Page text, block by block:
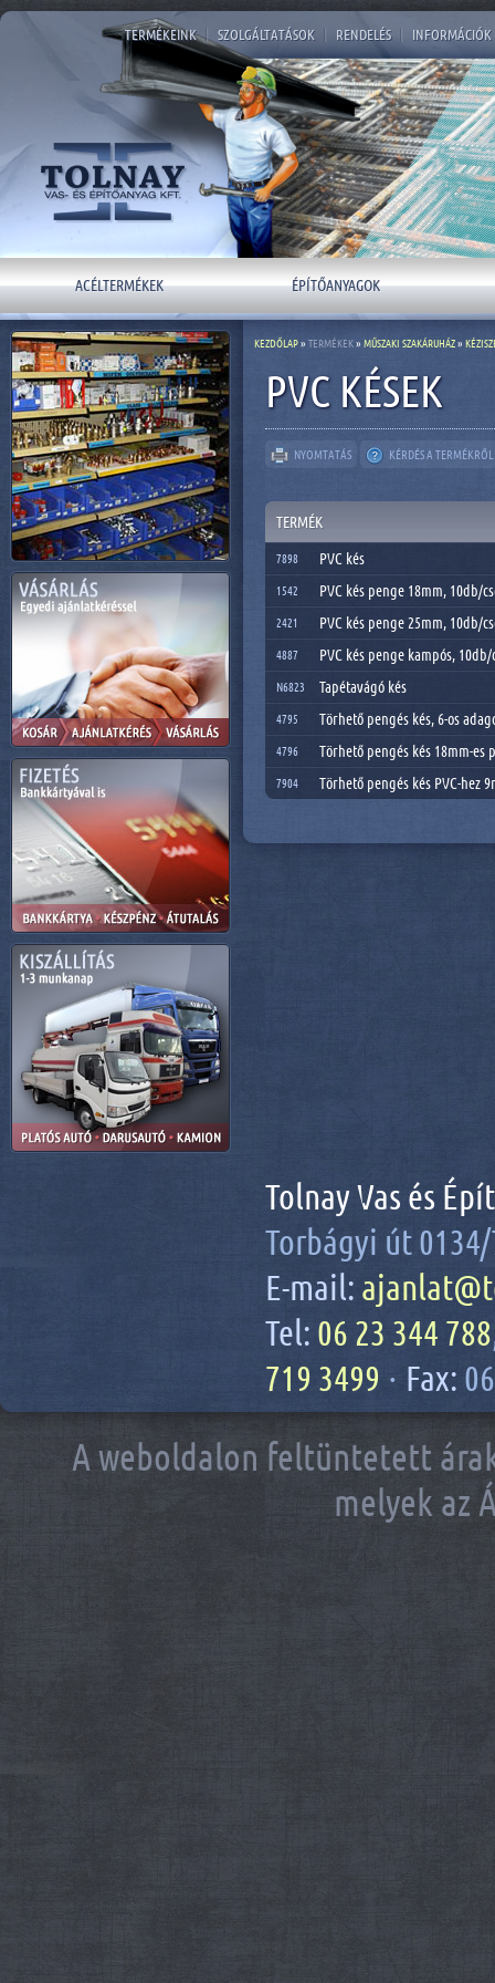
TERMÉKEINK SZOLGÁLTATÁSOK RENDELÉS INFORMÁCIÓK
ACÉLTERMÉKEK ÉPÍTŐANYAGOK
PVC KÉSEK
NYOMTATÁS KÉRDÉS A TERMÉKRŐL
TERMÉK
7898 PVC kés
1542 PVC kés penge 18mm, 10db/
2421 PVC kés penge 25mm, 10db/
4887 PVC kés penge kampós,
N6823 Tapétavágó kés
4795 Törhető pengés kés, 6-os
4796 Törhető pengés kés 18mm-es
7904 Törhető pengés kés PVC-hez
Tolnay Vas és
Torbágyi út
E-mail:
Tel: 06 23 344 788
719 3499 · Fax:
KEZDŐLAP» TERMÉKEK» MŰSZAKI SZAKÁRUHÁZ»
A weboldalon feltüntetett
melyek az